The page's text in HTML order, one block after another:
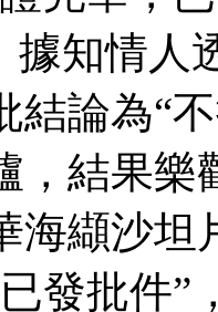
據知情
結論為“
，結果樂
海纈沙坦
發批件”